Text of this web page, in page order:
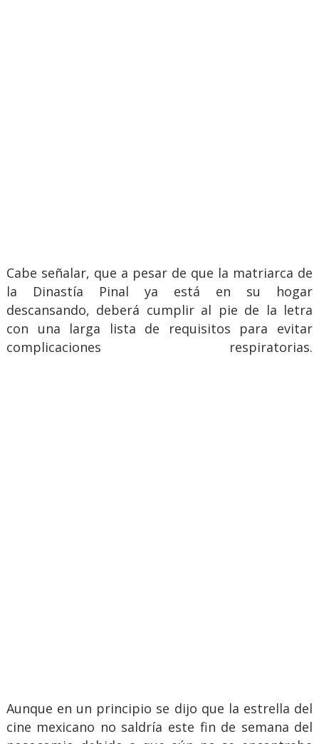
Cabe señalar, que a pesar de que la matriarca de
la Dinastía Pinal ya está en su hogar
descansando, deberá cumplir al pie de la letra
con una larga lista de requisitos para evitar
complicaciones respiratorias.
Aunque en un principio se dijo que la estrella del
cine mexicano no saldría este fin de semana del